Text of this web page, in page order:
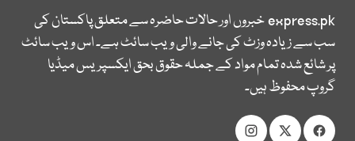
express.pkخبروں اور حالات حاضرہ سے متعلق پاکستان کی
سب سے زیادہ وزٹ کی جانے والی ویب سائٹ ہے۔ اس ویب سائٹ
پر شائع شدہ تمام مواد کے جملہ حقوق بحق ایکسپریس میڈیا
گروپ محفوظ ہیں۔